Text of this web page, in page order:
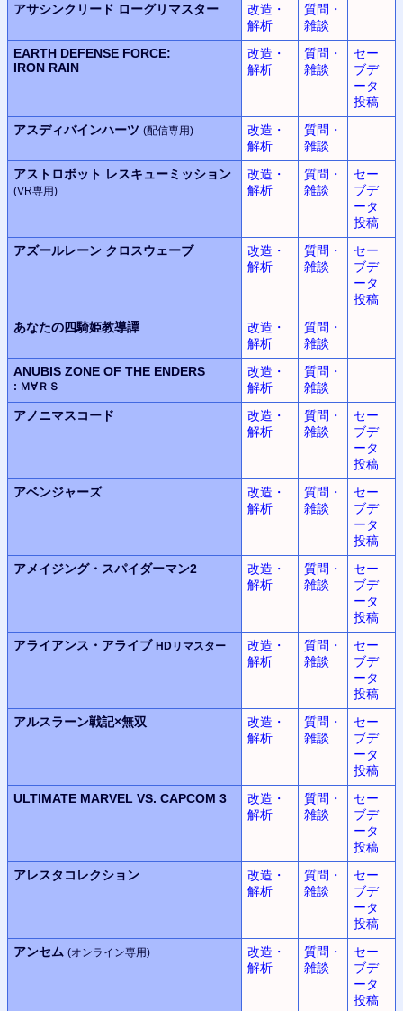
アサシンクリード ローグリマスター
改造・
解析
質問・
雑談
EARTH DEFENSE FORCE:
IRON RAIN
改造・
解析
質問・
雑談
セー
ブデ
ータ
投稿
アスディバインハーツ (配信専用)
改造・
解析
質問・
雑談
アストロボット レスキューミッション
(VR専用)
改造・
解析
質問・
雑談
セー
ブデ
ータ
投稿
アズールレーン クロスウェーブ
改造・
解析
質問・
雑談
セー
ブデ
ータ
投稿
あなたの四騎姫教導譚
改造・
解析
質問・
雑談
ANUBIS ZONE OF THE ENDERS
: Ｍ∀ＲＳ
改造・
解析
質問・
雑談
アノニマスコード
改造・
解析
質問・
雑談
セー
ブデ
ータ
投稿
アベンジャーズ
改造・
解析
質問・
雑談
セー
ブデ
ータ
投稿
アメイジング・スパイダーマン2
改造・
解析
質問・
雑談
セー
ブデ
ータ
投稿
アライアンス・アライブ HDリマスター
改造・
解析
質問・
雑談
セー
ブデ
ータ
投稿
アルスラーン戦記×無双
改造・
解析
質問・
雑談
セー
ブデ
ータ
投稿
ULTIMATE MARVEL VS. CAPCOM 3
改造・
解析
質問・
雑談
セー
ブデ
ータ
投稿
アレスタコレクション
改造・
解析
質問・
雑談
セー
ブデ
ータ
投稿
アンセム (オンライン専用)
改造・
解析
質問・
雑談
セー
ブデ
ータ
投稿